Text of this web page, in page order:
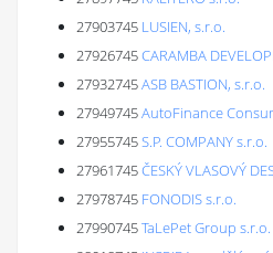
27903745 LUSIEN, s.r.o.
27926745CARAMBA
27932745ASB BASTION, s.r.o.
27949745AutoFinance
27955745S.P. COMPANY s.r.o.
27961745ČESKÝ VLASOVÝ
27978745 FONODIS s.r.o.
27990745TaLePet Group s.r.o.